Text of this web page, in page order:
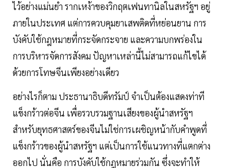
ไว้อย่างแม่นยำ รากเหง้าของวิกฤตเฟนทานิลในสหรัฐฯ อยู่
ภายในประเทศ แต่การควบคุมยาเสพติดที่หย่อนยาน การ
บังคับใช้กฎหมายที่กระจัดกระจาย และความบกพร่องใน
การบริหารจัดการสังคม ปัญหาเหล่านี้ไม่สามารถแก้ไขได้
ด้วยการโทษจีนเพียงอย่างเดียว
อย่างไรก็ตาม ประธานาธิบดีทรัมป์ จำเป็นต้องแสดงท่าที
แข็งกร้าวต่อจีน เพื่อรวบรวมฐานเสียงของผู้นำสหรัฐฯ
สำหรับยุทธศาสตร์ของจีนไม่ใช่การเผชิญหน้ากับคำพูดที่
แข็งกร้าวของผู้นำสหรัฐฯ แต่เป็นการใช้แนวทางที่แตกต่าง
ออกไป นั่นคือ การบังคับใช้กฎหมายร่วมกัน ซึ่งจะทำให้